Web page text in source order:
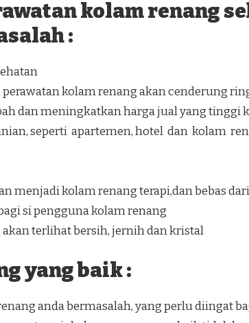
kolam renang
:
perawatan kolam renang akan cenderung
dan meningkatkan harga jual yang tinggi
seperti apartemen, hotel dan kolam
menjadi kolam renang terapi,dan bebas
si pengguna kolam renang
terlihat bersih, jernih dan kristal
yang baik :
anda bermasalah, yang perlu diingat